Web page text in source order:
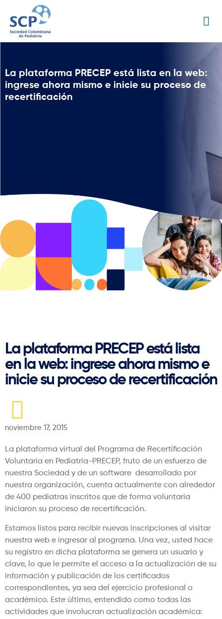
La plataforma PRECEP está lista en la web:
ingrese ahora mismo e inicie su proceso de
recertificación
La plataforma PRECEP está lista
en la web: ingrese ahora mismo e
inicie su proceso de recertificación
noviembre 17, 2015
La plataforma virtual del Programa de Recertificación
Voluntaria en Pediatría-PRECEP, fruto de un esfuerzo de
nuestra Sociedad y de un software desarrollado por
nuestra organización, cuenta actualmente con alrededor
de 400 pediatras inscritos que de forma voluntaria
iniciaron su proceso de recertificación.
Estamos listos para recibir nuevas inscripciones al visitar
nuestra web e ingresar al programa. Una vez, usted hace
su registro en dicha plataforma se genera un usuario y
clave, lo que le permite el acceso a la actualización de su
información y publicación de los certificados
correspondientes, ya sea del ejercicio profesional o
académico. Este último, entendido como todas las
actividades que involucran actualización académica: